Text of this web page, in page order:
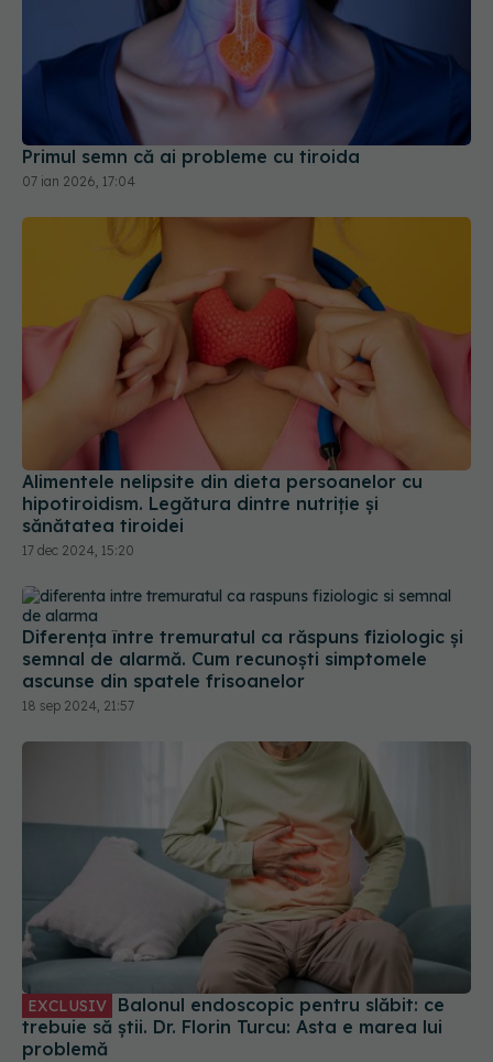
Primul semn că ai probleme cu tiroida
07 ian 2026, 17:04
Alimentele nelipsite din dieta persoanelor cu
hipotiroidism. Legătura dintre nutriție și
sănătatea tiroidei
17 dec 2024, 15:20
Diferența între tremuratul ca răspuns fiziologic și
semnal de alarmă. Cum recunoști simptomele
ascunse din spatele frisoanelor
18 sep 2024, 21:57
EXCLUSIV
trebuie să știi. Dr. Florin Turcu: Asta e marea lui
problemă